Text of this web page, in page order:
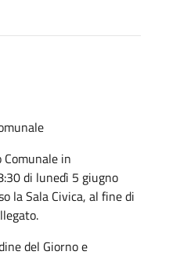
in
di lunedì 5 giugno
la Sala Civica, al fine di
del Giorno e